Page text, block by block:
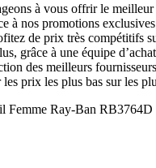
à vous offrir le
à nos promotions
de prix très compétitifs
grâce à une équipe
des meilleurs
prix les plus bas sur les
Femme Ray-Ban RB3764D